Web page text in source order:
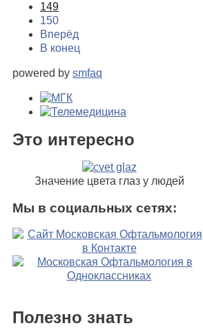
149
150
Вперёд
В конец
powered by smfaq
Это интересно
Значение цвета глаз у людей
Мы в социальных сетях:
Полезно знать